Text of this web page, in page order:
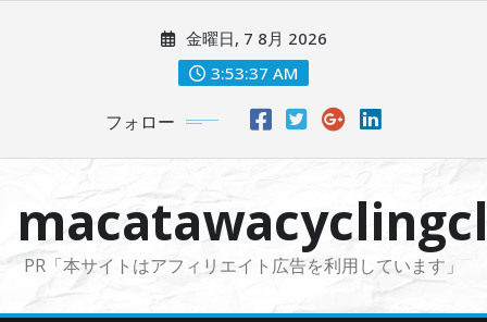
に
金曜日, 7 8月 2026
3:53:38 AM
フォロー
PR「本サイトはアフィリエイト広告を利用しています」